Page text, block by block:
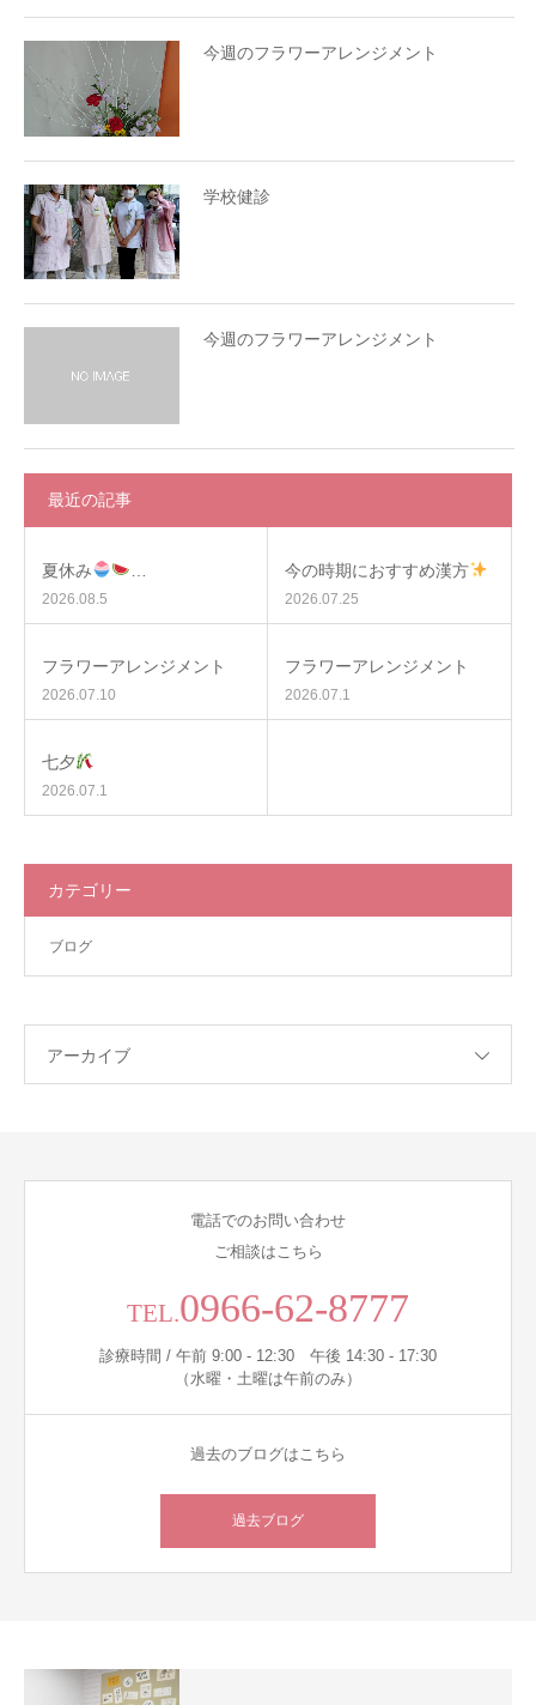
今週のフラワーアレンジメント
学校健診
今週のフラワーアレンジメント
最近の記事
夏休み
2026.08.5
今の時期におすすめ漢方
2026.07.25
フラワーアレンジメント
2026.07.10
フラワーアレンジメント
2026.07.1
七夕
2026.07.1
カテゴリー
ブログ
アーカイブ
電話でのお問い合わせ
ご相談はこちら
TEL.0966-62-8777
診療時間 / 午前 9:00 - 12:30 午後 14:30 - 17:30
（水曜・土曜は午前のみ）
過去のブログはこちら
過去ブログ